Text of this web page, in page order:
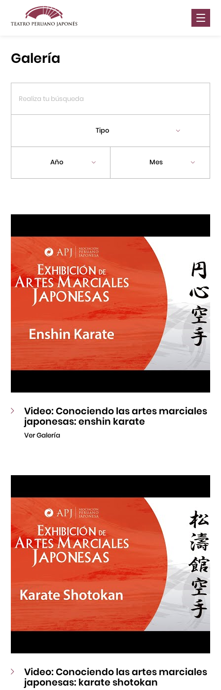
Centro Cultural Peruano Japonés
Teatro Peruano Japonés
Galería
Tipo
Año Mes
Video: Conociendo las artes marciales
japonesas: enshin karate
Ver Galería
Video: Conociendo las artes marciales
japonesas: karate shotokan